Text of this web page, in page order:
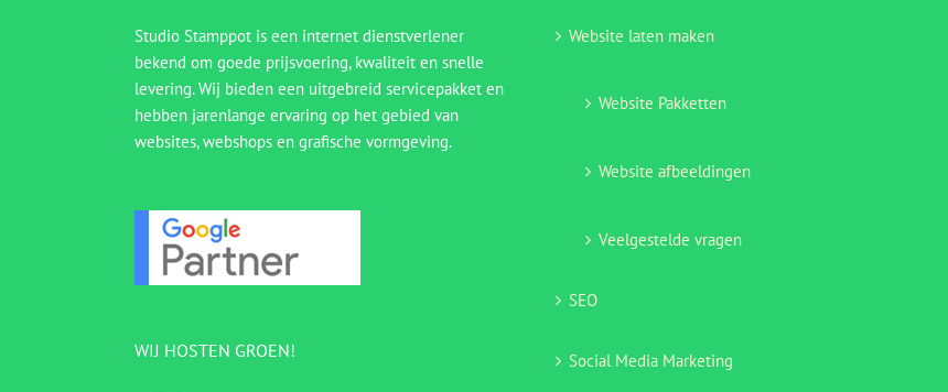
Studio Stamppot is een internet dienstverlener
bekend om goede prijsvoering, kwaliteit en snelle
levering. Wij bieden een uitgebreid servicepakket en
hebben jarenlange ervaring op het gebied van
websites, webshops en grafische vormgeving.
WIJ HOSTEN GROEN!
Website laten maken
Website Pakketten
Website afbeeldingen
Veelgestelde vragen
SEO
Social Media Marketing